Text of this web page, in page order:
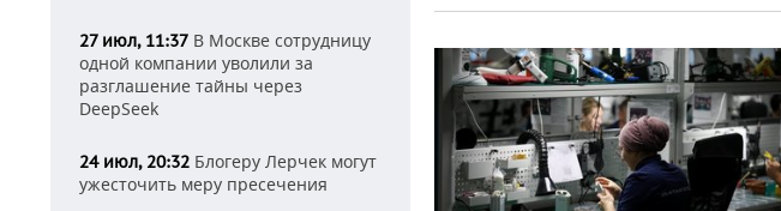
27 июл, 11:37 В Москве сотрудницу
одной компании уволили за
разглашение тайны через
DeepSeek
24 июл, 20:32 Блогеру Лерчек могут
ужесточить меру пресечения